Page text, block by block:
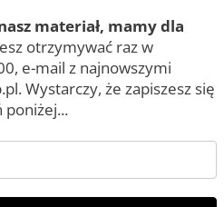
materiał, mamy dla
otrzymywać raz w
e-mail z najnowszymi
Wystarczy, że zapiszesz się
poniżej...